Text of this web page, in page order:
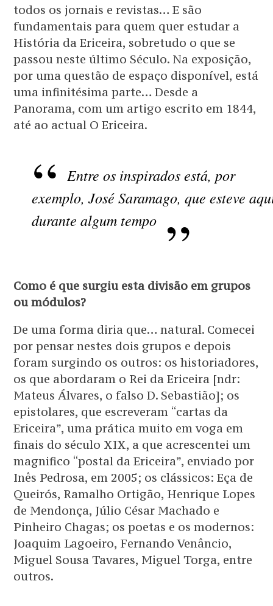
todos os jornais e revistas… E são
fundamentais para quem quer estudar a
História da Ericeira, sobretudo o que se
passou neste último Século. Na exposição,
por uma questão de espaço disponível, está
uma infinitésima parte… Desde a
Panorama, com um artigo escrito em 1844,
até ao actual O Ericeira.
Entre os inspirados está, por
exemplo, José Saramago, que esteve
durante algum tempo
Como é que surgiu esta divisão em grupos
ou módulos?
De uma forma diria que… natural. Comecei
por pensar nestes dois grupos e depois
foram surgindo os outros: os historiadores,
os que abordaram o Rei da Ericeira [ndr:
Mateus Álvares, o falso D. Sebastião]; os
epistolares, que escreveram “cartas da
Ericeira”, uma prática muito em voga em
finais do século XIX, a que acrescentei um
magnifico “postal da Ericeira”, enviado por
Inês Pedrosa, em 2005; os clássicos: Eça de
Queirós, Ramalho Ortigão, Henrique Lopes
de Mendonça, Júlio César Machado e
Pinheiro Chagas; os poetas e os modernos:
Joaquim Lagoeiro, Fernando Venâncio,
Miguel Sousa Tavares, Miguel Torga, entre
outros.